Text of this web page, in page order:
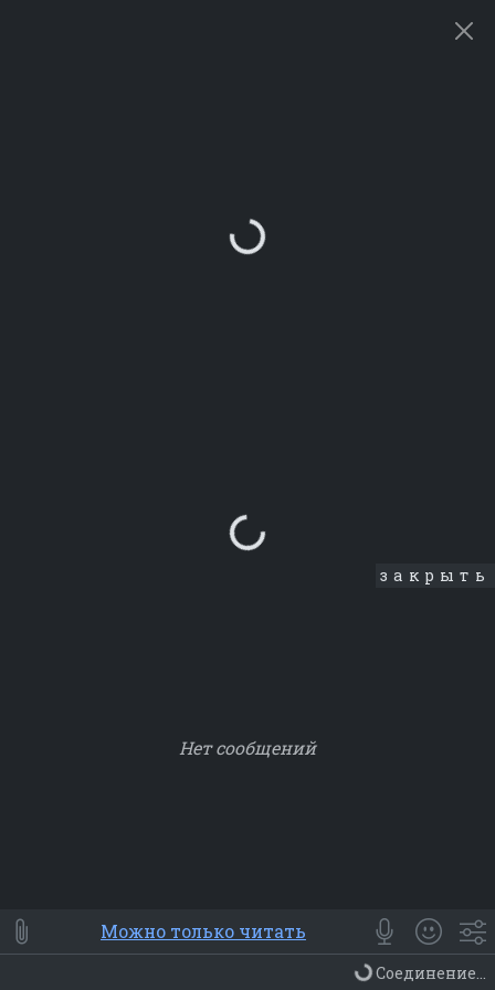
Loading...
закрыть
Нет сообщений
⭐ Мои Smile
😀 Emoji
Смайлики
Люди Животные Еда Объекты
Можно только читать
Соединение...